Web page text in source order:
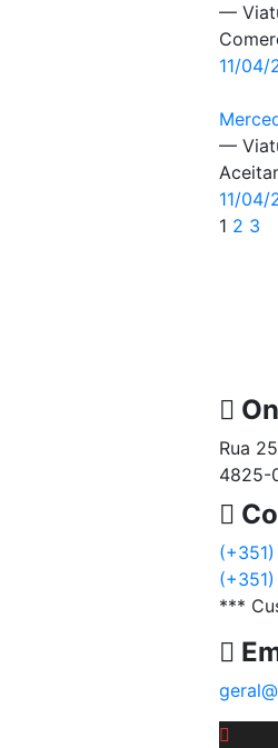
—
11/04/
—
11/04/
1 2 3
Rua
4825-
***